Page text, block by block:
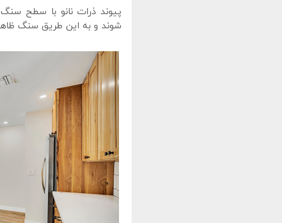
پیوند ذرات نانو با سطح
شوند و به این طریق سنگ